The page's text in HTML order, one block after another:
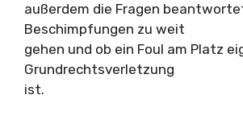
außerdem die Fragen
Beschimpfungen zu weit
gehen und ob ein Foul am Platz
Grundrechtsverletzung
ist.